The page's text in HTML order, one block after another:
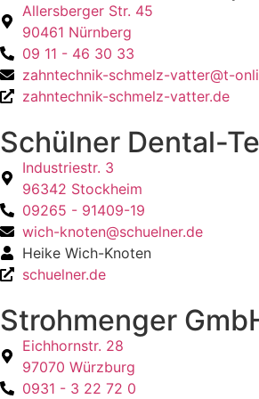
Allersberger Str. 45
90461 Nürnberg
09 11 - 46 30 33
zahntechnik-schmelz-vatter@t-
zahntechnik-schmelz-vatter.de
Schülner Dental-
Industriestr. 3
96342 Stockheim
09265 - 91409-19
wich-knoten@schuelner.de
Heike Wich-Knoten
schuelner.de
Strohmenger
Eichhornstr. 28
97070 Würzburg
0931 - 3 22 72 0